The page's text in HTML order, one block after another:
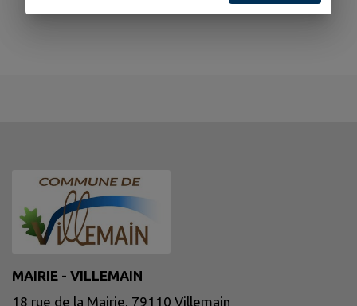
MAIRIE - VILLEMAIN
18 rue de la Mairie, 79110 Villemain